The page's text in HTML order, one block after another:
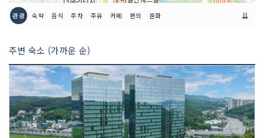
관광 숙박 음식 주차 주유 카페 편의 문화 ⇊
주변 숙소 (가까운 순)